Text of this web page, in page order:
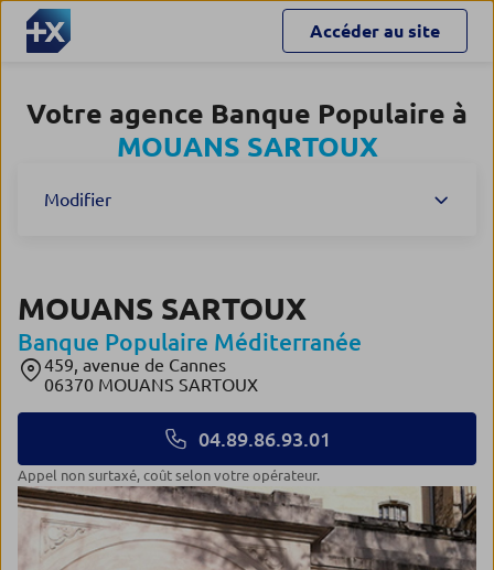
Accéder au site
Votre agence Banque Populaire à
MOUANS SARTOUX
Modifier
MOUANS SARTOUX
Banque Populaire Méditerranée
459, avenue de Cannes
06370 MOUANS SARTOUX
04.89.86.93.01
Appel non surtaxé, coût selon votre opérateur.